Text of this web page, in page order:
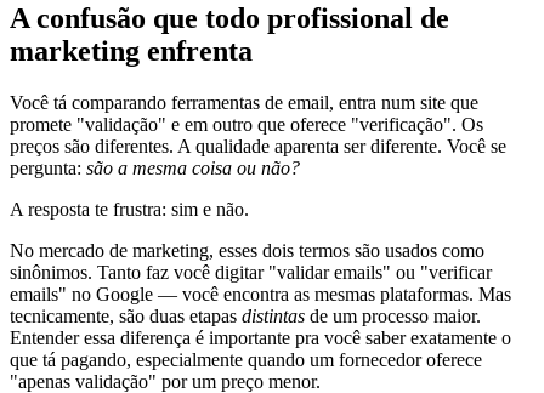
A confusão que todo profissional de
marketing enfrenta
Você tá comparando ferramentas de email, entra num site que
promete "validação" e em outro que oferece "verificação". Os
preços são diferentes. A qualidade aparenta ser diferente. Você se
pergunta: são a mesma coisa ou não?
A resposta te frustra: sim e não.
No mercado de marketing, esses dois termos são usados como
sinônimos. Tanto faz você digitar "validar emails" ou "verificar
emails" no Google — você encontra as mesmas plataformas. Mas
tecnicamente, são duas etapas distintas de um processo maior.
Entender essa diferença é importante pra você saber exatamente o
que tá pagando, especialmente quando um fornecedor oferece
"apenas validação" por um preço menor.